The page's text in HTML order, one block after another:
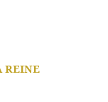
REINE